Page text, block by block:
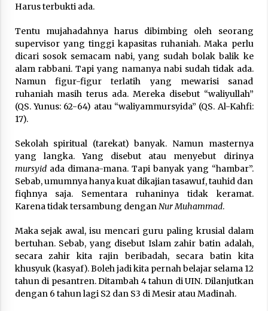
Harus terbukti ada.
Tentu mujahadahnya harus dibimbing oleh seorang
supervisor yang tinggi kapasitas ruhaniah. Maka perlu
dicari sosok semacam nabi, yang sudah bolak balik ke
alam rabbani. Tapi yang namanya nabi sudah tidak ada.
Namun figur-figur terlatih yang mewarisi sanad
ruhaniah masih terus ada. Mereka disebut “waliyullah”
(QS. Yunus: 62-64) atau “waliyammursyida” (QS. Al-Kahfi:
17).
Sekolah spiritual (tarekat) banyak. Namun masternya
yang langka. Yang disebut atau menyebut dirinya
mursyidada dimana-mana. Tapi banyak yang “hambar”.
Sebab, umumnya hanya kuat dikajian tasawuf, tauhid dan
fiqhnya saja. Sementara ruhaninya tidak keramat.
Karena tidak tersambung denganNur Muhammad.
Maka sejak awal, isu mencari guru paling krusial dalam
bertuhan. Sebab, yang disebut Islam zahir batin adalah,
secara zahir kita rajin beribadah, secara batin kita
khusyuk (kasyaf). Boleh jadi kita pernah belajar selama 12
tahun di pesantren. Ditambah 4 tahun di UIN. Dilanjutkan
dengan 6 tahun lagi S2 dan S3 di Mesir atau Madinah.